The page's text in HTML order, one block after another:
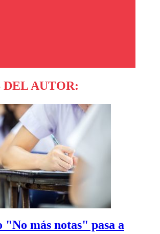
AUTOR:
"No más notas" pasa a